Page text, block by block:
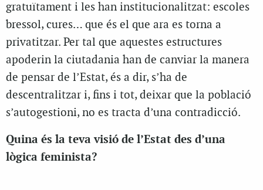
gratuïtament i les han institucionalitzat: escoles
bressol, cures… que és el que ara es torna a
privatitzar. Per tal que aquestes estructures
apoderin la ciutadania han de canviar la manera
de pensar de l’Estat, és a dir, s’ha de
descentralitzar i, fins i tot, deixar que la població
s’autogestioni, no es tracta d’una contradicció.
Quina és la teva visió de l’Estat des d’una
lògica feminista?